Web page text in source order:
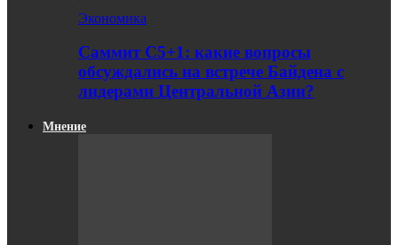
Экономика
Саммит С5+1: какие вопросы
обсуждались на встрече Байдена с
лидерами Центральной Азии?
Мнение